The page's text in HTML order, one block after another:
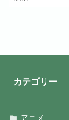
カテゴリー
アニメ